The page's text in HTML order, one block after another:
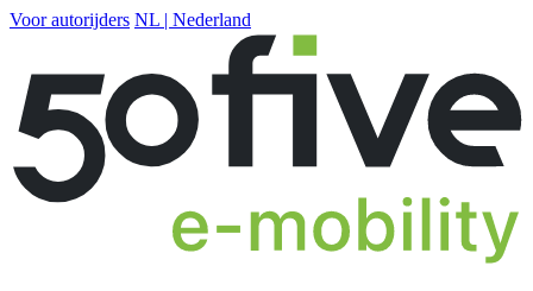
Voor autorijders NL | Nederland